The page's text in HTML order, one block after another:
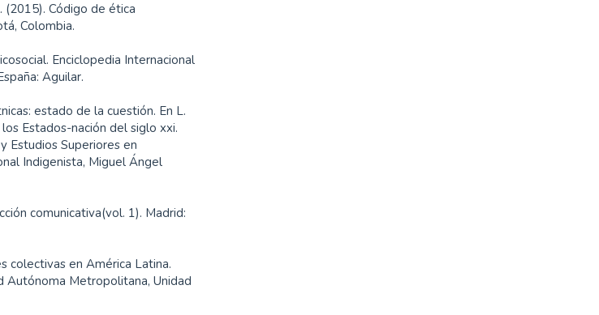
(2015). Código de ética
Colombia.
Enciclopedia Internacional
Aguilar.
estado de la cuestión. En L.
Estados-nación del siglo xxi.
Estudios Superiores en
Indigenista, Miguel Ángel
comunicativa(vol. 1). Madrid:
colectivas en América Latina.
Autónoma Metropolitana, Unidad